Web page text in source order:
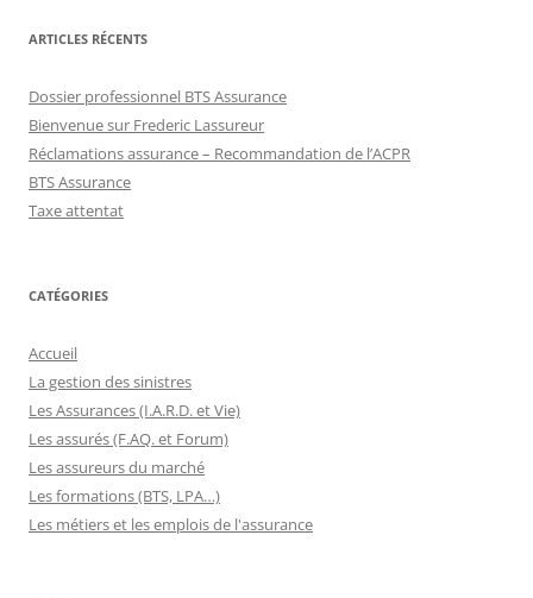
ARTICLES RÉCENTS
Dossier professionnel BTS Assurance
Bienvenue sur Frederic Lassureur
Réclamations assurance – Recommandation de l’ACPR
BTS Assurance
Taxe attentat
CATÉGORIES
Accueil
La gestion des sinistres
Les Assurances (I.A.R.D. et Vie)
Les assurés (F.AQ. et Forum)
Les assureurs du marché
Les formations (BTS, LPA…)
Les métiers et les emplois de l'assurance